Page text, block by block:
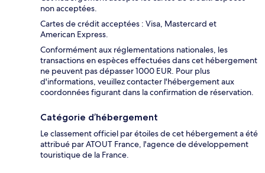
non acceptées.
Cartes de crédit acceptées : Visa, Mastercard et
American Express.
Conformément aux réglementations nationales, les
transactions en espèces effectuées dans cet hébergement
ne peuvent pas dépasser 1000 EUR. Pour plus
d'informations, veuillez contacter l'hébergement aux
coordonnées figurant dans la confirmation de réservation.
Catégorie d’hébergement
Le classement officiel par étoiles de cet hébergement a été
attribué par ATOUT France, l'agence de développement
touristique de la France.